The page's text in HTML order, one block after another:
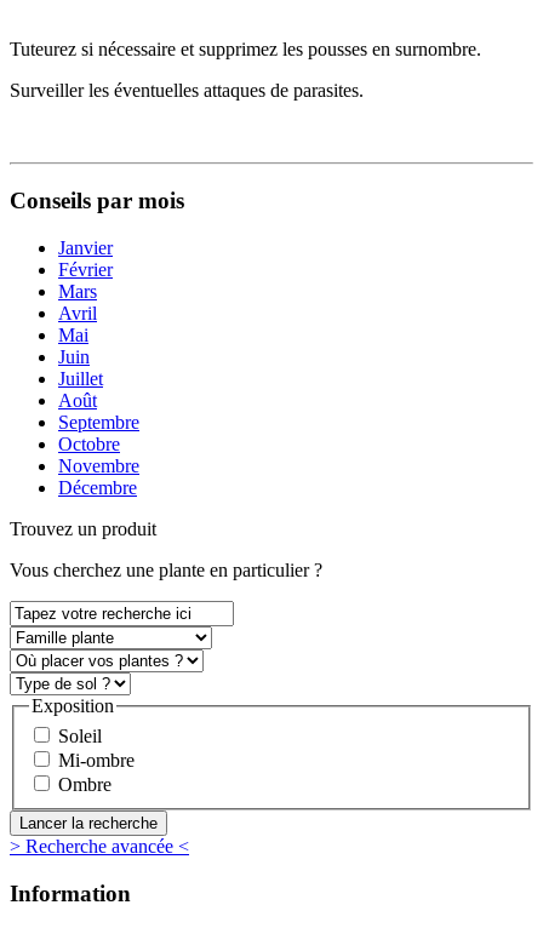
Tuteurez si nécessaire et supprimez les pousses en surnombre.
Surveiller les éventuelles attaques de parasites.
Conseils par mois
Janvier
Février
Mars
Avril
Mai
Juin
Juillet
Août
Septembre
Octobre
Novembre
Décembre
Trouvez un produit
Vous cherchez une plante en particulier ?
Exposition
Soleil
Mi-ombre
Ombre
> Recherche avancée <
Information